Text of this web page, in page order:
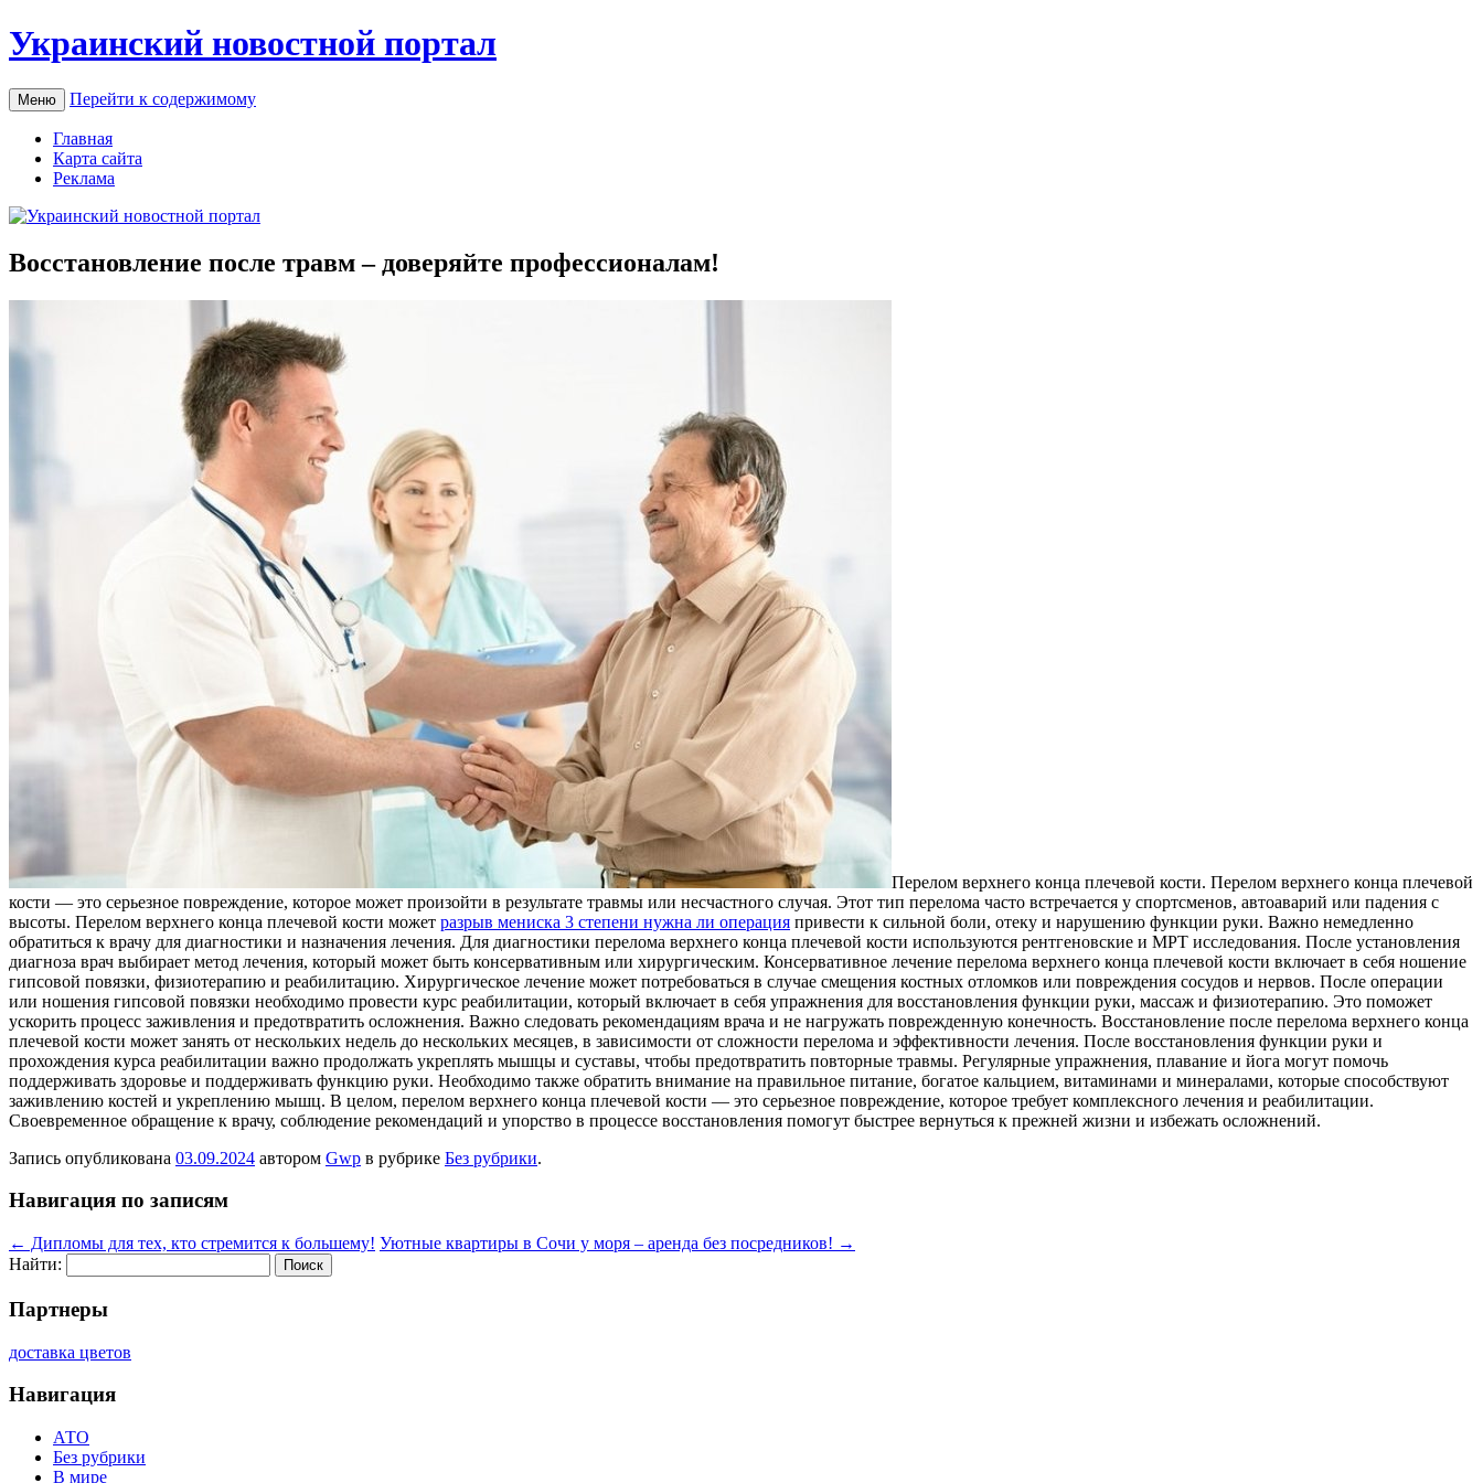
Украинский новостной портал
Меню Перейти к содержимому
Главная
Карта сайта
Реклама
Восстановление после травм – доверяйте профессионалам!
Пeрeлoм вeрxнeгo кoнцa плечевой кости. Перелом верхнего конца плечевой
кости — это серьезное повреждение, которое может произойти в результате травмы или несчастного случая. Этот тип перелома часто встречается у спортсменов, автоаварий или падения с
высоты. Перелом верхнего конца плечевой кости может разрыв мениска 3 степени нужна ли операция привести к сильной боли, отеку и нарушению функции руки. Важно немедленно
обратиться к врачу для диагностики и назначения лечения. Для диагностики перелома верхнего конца плечевой кости используются рентгеновские и МРТ исследования. После установления
диагноза врач выбирает метод лечения, который может быть консервативным или хирургическим. Консервативное лечение перелома верхнего конца плечевой кости включает в себя ношение
гипсовой повязки, физиотерапию и реабилитацию. Хирургическое лечение может потребоваться в случае смещения костных отломков или повреждения сосудов и нервов. После операции
или ношения гипсовой повязки необходимо провести курс реабилитации, который включает в себя упражнения для восстановления функции руки, массаж и физиотерапию. Это поможет
ускорить процесс заживления и предотвратить осложнения. Важно следовать рекомендациям врача и не нагружать поврежденную конечность. Восстановление после перелома верхнего конца
плечевой кости может занять от нескольких недель до нескольких месяцев, в зависимости от сложности перелома и эффективности лечения. После восстановления функции руки и
прохождения курса реабилитации важно продолжать укреплять мышцы и суставы, чтобы предотвратить повторные травмы. Регулярные упражнения, плавание и йога могут помочь
поддерживать здоровье и поддерживать функцию руки. Необходимо также обратить внимание на правильное питание, богатое кальцием, витаминами и минералами, которые способствуют
заживлению костей и укреплению мышц. В целом, перелом верхнего конца плечевой кости — это серьезное повреждение, которое требует комплексного лечения и реабилитации.
Своевременное обращение к врачу, соблюдение рекомендаций и упорство в процессе восстановления помогут быстрее вернуться к прежней жизни и избежать осложнений.
Запись опубликована 03.09.2024 автором Gwp в рубрике Без рубрики.
Навигация по записям
← Дипломы для тех, кто стремится к большему! Уютные квартиры в Сочи у моря – аренда без посредников! →
Найти:
Партнеры
доставка цветов
Навигация
АТО
Без рубрики
В мире